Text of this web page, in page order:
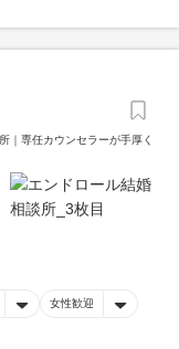
｜専任カウンセラーが手厚く
女性歓迎